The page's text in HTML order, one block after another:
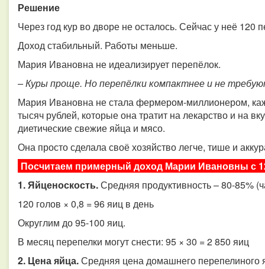
Решение
Через год кур во дворе не осталось. Сейчас у неё 120
Доход стабильный. Работы меньше.
Мария Ивановна не идеализирует перепёлок.
– Куры проще. Но перепёлки компактнее и не
Мария Ивановна не стала фермером-миллионером,
тысяч рублей, которые она тратит на лекарство и на
диетические свежие яйца и мясо.
Она просто сделала своё хозяйство легче, тише и
Посчитаем примерный доход Марии Ивановны с
1. Яйценоскость.Средняя продуктивность – 80-85%
120 голов × 0,8 = 96 яиц в день
Округлим до 95-100 яиц.
В месяц перепелки могут снести: 95 × 30 = 2 850 яиц
2. Цена яйца.Средняя цена домашнего перепелиного